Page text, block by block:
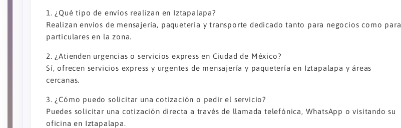
1. ¿Qué tipo de envíos realizan en Iztapalapa?
Realizan envíos de mensajería, paquetería y transporte dedicado tanto para negocios como para
particulares en la zona.
2. ¿Atienden urgencias o servicios express en Ciudad de México?
Sí, ofrecen servicios express y urgentes de mensajería y paquetería en Iztapalapa y áreas
cercanas.
3. ¿Cómo puedo solicitar una cotización o pedir el servicio?
Puedes solicitar una cotización directa a través de llamada telefónica, WhatsApp o visitando su
oficina en Iztapalapa.